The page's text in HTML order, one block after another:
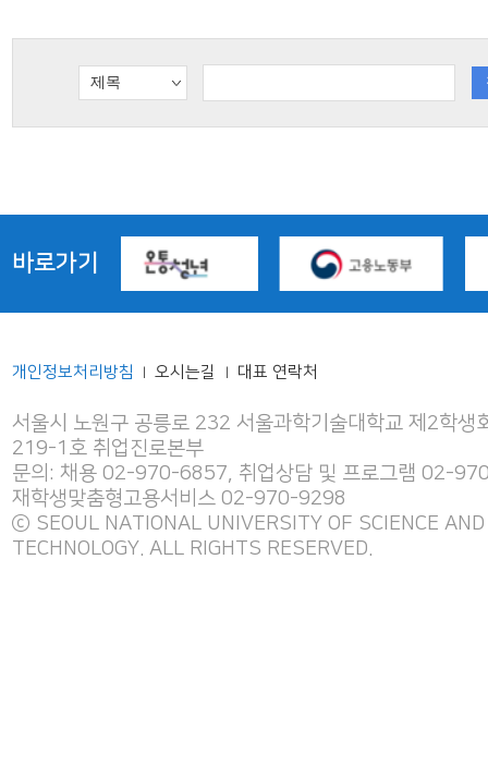
바로가기
개인정보처리방침 | 오시는길 | 대표 연락처
서울시 노원구 공릉로 232 서울과학기술대학교 제2학생
219-1호 취업진로본부
문의: 채용 02-970-6857, 취업상담 및 프로그램 02-
재학생맞춤형고용서비스 02-970-9298
ⓒ SEOUL NATIONAL UNIVERSITY OF SCIENCE AND
TECHNOLOGY. ALL RIGHTS RESERVED.